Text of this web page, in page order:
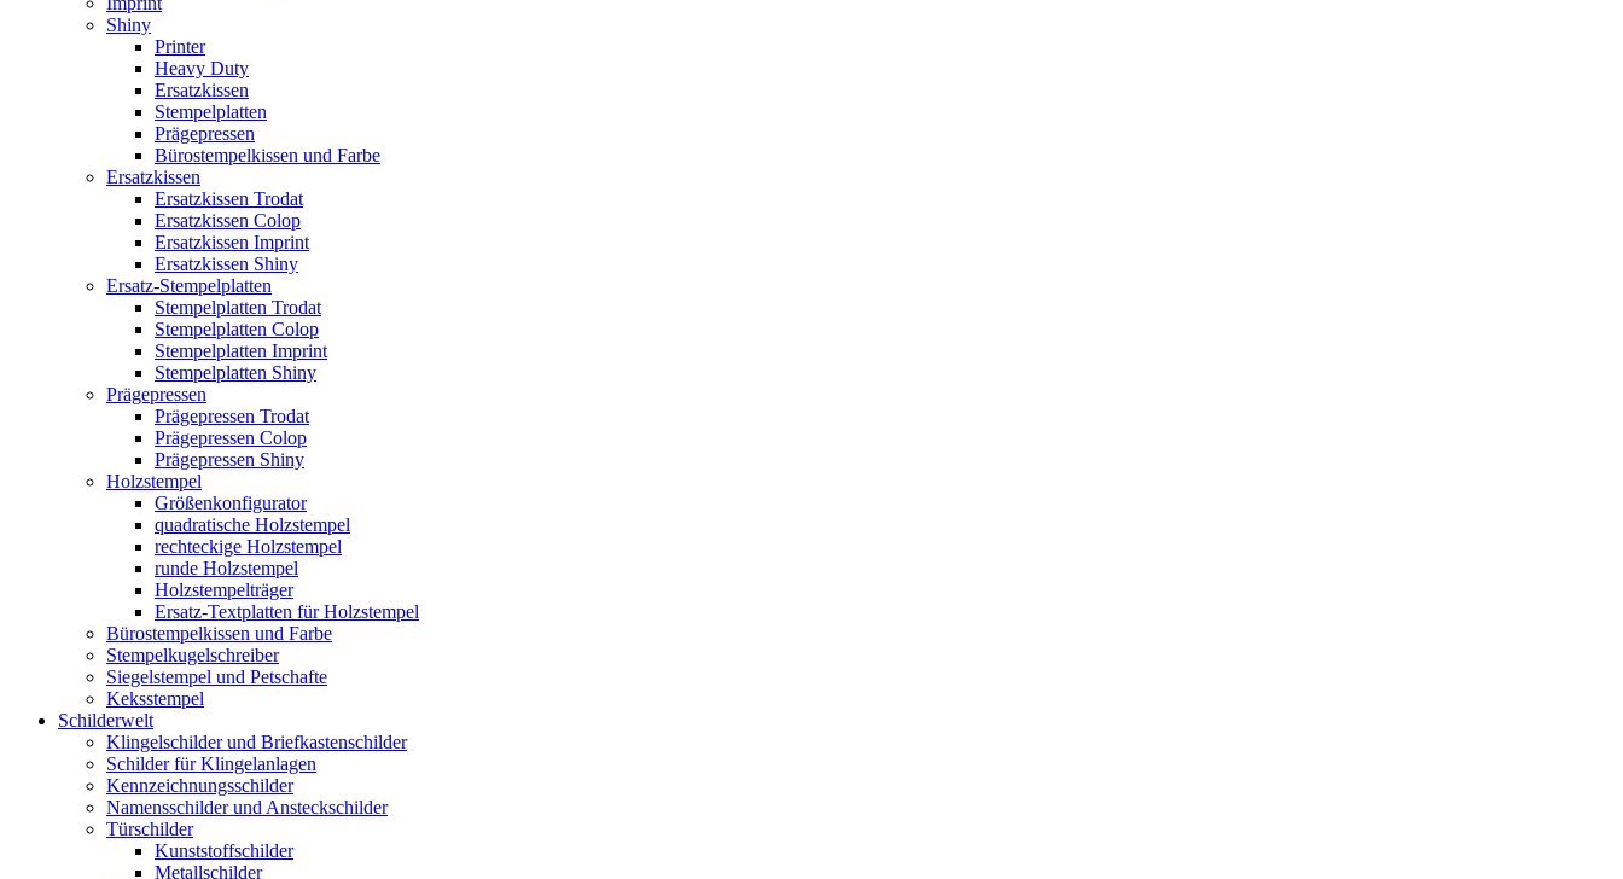
Shiny
Printer
Heavy Duty
Ersatzkissen
Stempelplatten
Prägepressen
Bürostempelkissen und Farbe
Ersatzkissen
Ersatzkissen Trodat
Ersatzkissen Colop
Ersatzkissen Imprint
Ersatzkissen Shiny
Ersatz-Stempelplatten
Stempelplatten Trodat
Stempelplatten Colop
Stempelplatten Imprint
Stempelplatten Shiny
Prägepressen
Prägepressen Trodat
Prägepressen Colop
Prägepressen Shiny
Holzstempel
Größenkonfigurator
quadratische Holzstempel
rechteckige Holzstempel
runde Holzstempel
Holzstempelträger
Ersatz-Textplatten für Holzstempel
Bürostempelkissen und Farbe
Stempelkugelschreiber
Siegelstempel und Petschafte
Keksstempel
Schilderwelt
Klingelschilder und Briefkastenschilder
Schilder für Klingelanlagen
Kennzeichnungsschilder
Namensschilder und Ansteckschilder
Türschilder
Kunststoffschilder
Metallschilder